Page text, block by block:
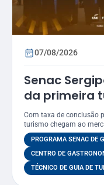
07/08/2026
Senac
da primeira
Técnico em
PSG
Com taxa de conclusão
turismo chegam ao
PROGRAMA SENAC DE
CENTRO DE
TÉCNICO DE GUIA DE